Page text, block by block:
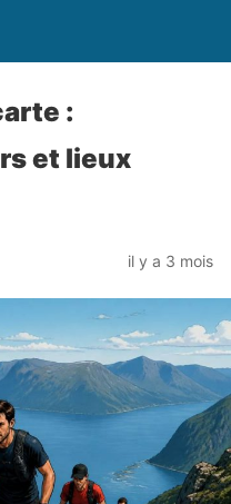
:
et lieux
il y a 3 mois